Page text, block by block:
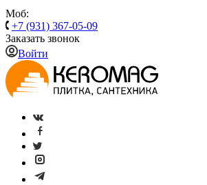
Моб:
+7 (931) 367-05-09
Заказать звонок
Войти